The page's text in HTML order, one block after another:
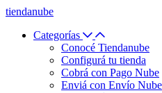
tiendanube
Categorías
Conocé Tiendanube
Configurá tu tienda
Cobrá con Pago Nube
Enviá con Envío Nube